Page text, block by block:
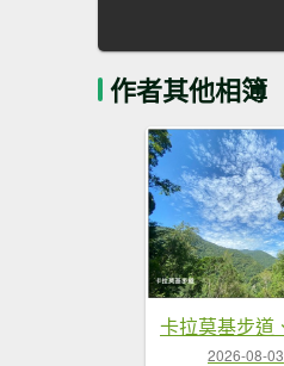
作者其他相簿
2026-08-03